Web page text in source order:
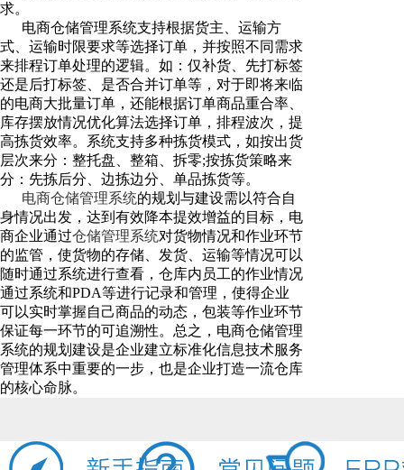
求。
电商仓储管理系统支持根据货主、运输方
式、运输时限要求等选择订单，并按照不同需求
来排程订单处理的逻辑。如：仅补货、先打标签
还是后打标签、是否合并订单等，对于即将来临
的电商大批量订单，还能根据订单商品重合率、
库存摆放情况优化算法选择订单，排程波次，提
高拣货效率。系统支持多种拣货模式，如按出货
层次来分：整托盘、整箱、拆零;按拣货策略来
分：先拣后分、边拣边分、单品拣货等。
电商仓储管理系统的规划与建设需以符合自
身情况出发，达到有效降本提效增益的目标，电
商企业通过仓储管理系统对货物情况和作业环节
的监管，使货物的存储、发货、运输等情况可以
随时通过系统进行查看，仓库内员工的作业情况
通过系统和PDA等进行记录和管理，使得企业
可以实时掌握自己商品的动态，包装等作业环节
保证每一环节的可追溯性。总之，电商仓储管理
系统的规划建设是企业建立标准化信息技术服务
管理体系中重要的一步，也是企业打造一流仓库
的核心命脉。